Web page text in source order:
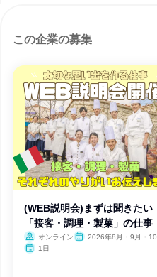
この企業の募集
(WEB説明会)まずは聞きたい
「接客・調理・製菓」の仕事
オンライン
2026年8月・9月・10
1日